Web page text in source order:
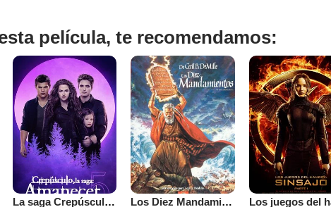
película, te recomendamos:
La saga Crepúsculo: Amanecer - Parte 2 Los Diez Mandamientos